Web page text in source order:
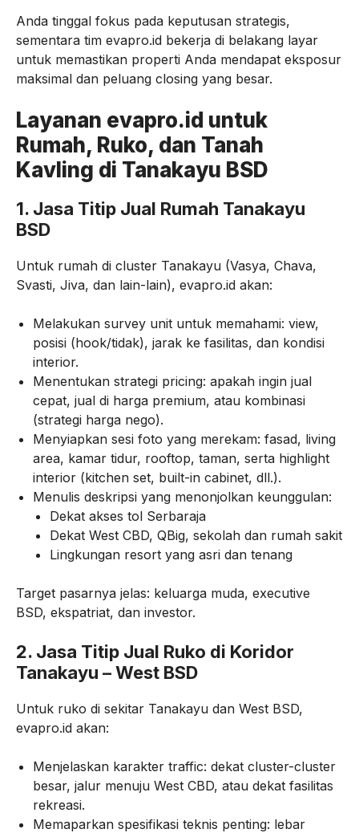
Anda tinggal fokus pada keputusan strategis,
sementara tim evapro.id bekerja di belakang layar
untuk memastikan properti Anda mendapat eksposur
maksimal dan peluang closing yang besar.
Layanan evapro.id untuk
Rumah, Ruko, dan Tanah
Kavling di Tanakayu BSD
1. Jasa Titip Jual Rumah Tanakayu
BSD
Untuk rumah di cluster Tanakayu (Vasya, Chava,
Svasti, Jiva, dan lain-lain), evapro.id akan:
Melakukan survey unit untuk memahami: view,
posisi (hook/tidak), jarak ke fasilitas, dan kondisi
interior.
Menentukan strategi pricing: apakah ingin jual
cepat, jual di harga premium, atau kombinasi
(strategi harga nego).
Menyiapkan sesi foto yang merekam: fasad, living
area, kamar tidur, rooftop, taman, serta highlight
interior (kitchen set, built-in cabinet, dll.).
Menulis deskripsi yang menonjolkan keunggulan:
Dekat akses tol Serbaraja
Dekat West CBD, QBig, sekolah dan rumah sakit
Lingkungan resort yang asri dan tenang
Target pasarnya jelas: keluarga muda, executive
BSD, ekspatriat, dan investor.
2. Jasa Titip Jual Ruko di Koridor
Tanakayu – West BSD
Untuk ruko di sekitar Tanakayu dan West BSD,
evapro.id akan:
Menjelaskan karakter traffic: dekat cluster-cluster
besar, jalur menuju West CBD, atau dekat fasilitas
rekreasi.
Memaparkan spesifikasi teknis penting: lebar